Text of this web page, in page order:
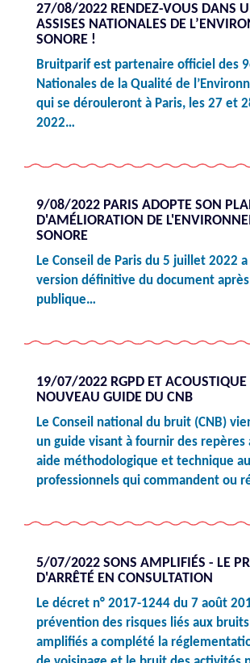
27/08/2022 RENDEZ-VOUS DANS
ASSISES NATIONALES DE
SONORE !
Bruitparif est partenaire officiel des
Nationales de la Qualité de
qui se dérouleront à Paris, les 27 et
2022…
9/08/2022 PARIS ADOPTE SON
D'AMÉLIORATION DE
SONORE
Le Conseil de Paris du 5 juillet 2022
version définitive du document
publique…
19/07/2022 RGPD ET
NOUVEAU GUIDE DU CNB
Le Conseil national du bruit (CNB)
un guide visant à fournir des repères
aide méthodologique et technique
professionnels qui commandent ou
5/07/2022 SONS AMPLIFIÉS - LE
D'ARRÊTÉ EN CONSULTATION
Le décret n° 2017-1244 du 7 août
prévention des risques liés aux
amplifiés a complété la